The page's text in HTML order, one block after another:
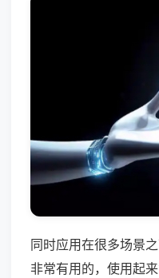
同时应用在很多场景
非常有用的，使用起